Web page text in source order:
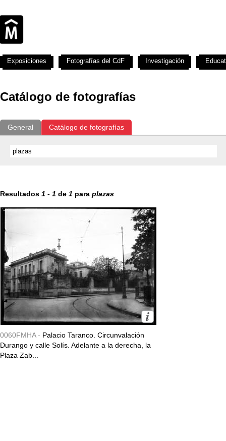
Catálogo de fotografías
General Catálogo de fotografías
Resultados 1 - 1 de 1 para plazas
0060FMHA - Palacio Taranco. Circunvalación
Durango y calle Solís. Adelante a la derecha, la
Plaza Zab...
Exposiciones Fotografías del CdF Investigación